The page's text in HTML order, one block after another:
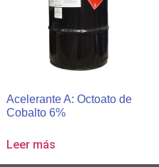
Acelerante A: Octoato de
Cobalto 6%
Leer más